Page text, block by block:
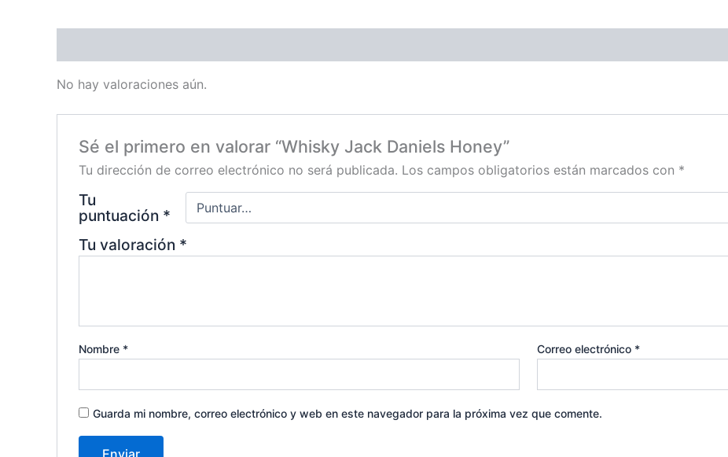
No hay valoraciones aún.
Sé el primero en valorar “Whisky Jack Daniels Honey”
Tu dirección de correo electrónico no será publicada. Los campos obligatorios están marcados con *
Tu
puntuación *
Tu valoración *
Nombre * Correo electrónico *
Guarda mi nombre, correo electrónico y web en este navegador para la próxima vez que comente.